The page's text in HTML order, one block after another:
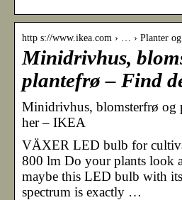
http s://www.ikea.com › … › Planter
Minidrivhus,
plantefrø – Find
Minidrivhus, blomsterfrø og
her – IKEA
VÄXER LED bulb for
800 lm Do your plants look
maybe this LED bulb with
spectrum is exactly …